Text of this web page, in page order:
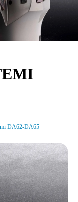
DA62-DA65